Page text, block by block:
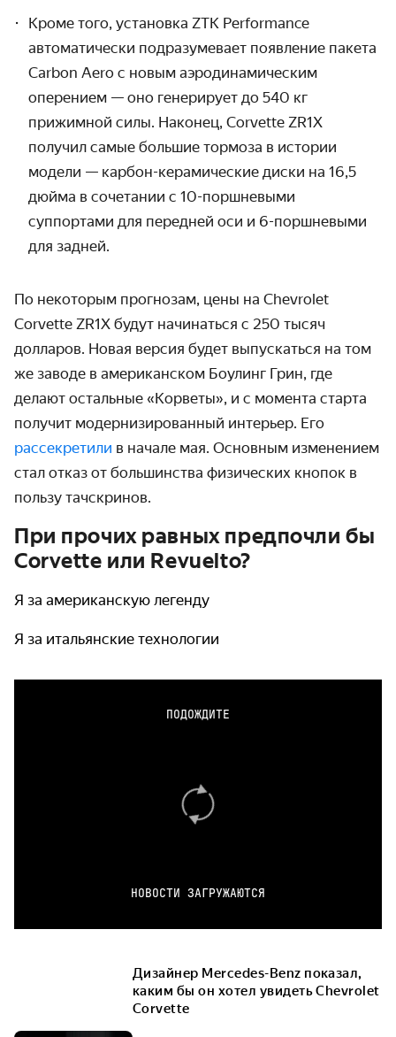
Кроме того, установка ZTK Performance
автоматически подразумевает появление пакета
Carbon Aero с новым аэродинамическим
оперением — оно генерирует до 540 кг
прижимной силы. Наконец, Corvette ZR1X
получил самые большие тормоза в истории
модели — карбон-керамические диски на 16,5
дюйма в сочетании с 10-поршневыми
суппортами для передней оси и 6-поршневыми
для задней.
По некоторым прогнозам, цены на Chevrolet
Corvette ZR1X будут начинаться с 250 тысяч
долларов. Новая версия будет выпускаться на том
же заводе в американском Боулинг Грин, где
делают остальные «Корветы», и с момента старта
получит модернизированный интерьер. Его
рассекретили в начале мая. Основным изменением
стал отказ от большинства физических кнопок в
пользу тачскринов.
При прочих равных предпочли бы
Corvette или Revuelto?
Я за американскую легенду
Я за итальянские технологии
ПОДОЖДИТЕ
НОВОСТИ ЗАГРУЖАЮТСЯ
Дизайнер Mercedes-Benz показал,
каким бы он хотел увидеть Chevrolet
Corvette